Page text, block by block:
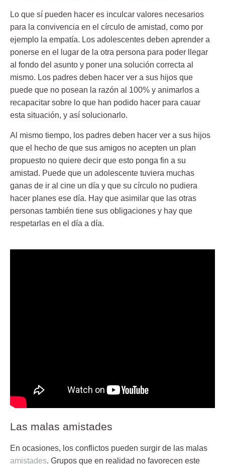
Lo que sí pueden hacer es inculcar valores necesarios
para la convivencia en el círculo de amistad, como por
ejemplo la empatía. Los adolescentes deben aprender a
ponerse en el lugar de la otra persona para poder llegar
al fondo del asunto y poner una solución correcta al
mismo. Los padres deben hacer ver a sus hijos que
puede que no posean la razón al 100% y animarlos a
recapacitar sobre lo que han podido hacer para cauar
esta situación, y así solucionarlo.
Al mismo tiempo, los padres deben hacer ver a sus hijos
que el hecho de que sus amigos no acepten un plan
propuesto no quiere decir que esto ponga fin a su
amistad. Puede que un adolescente tuviera muchas
ganas de ir al cine un día y que su círculo no pudiera
hacer planes ese día. Hay que asimilar que las otras
personas también tiene sus obligaciones y hay que
respetarlas en el día a día.
Las malas amistades
En ocasiones, los conflictos pueden surgir de las malas
amistades. Grupos que en realidad no favorecen este